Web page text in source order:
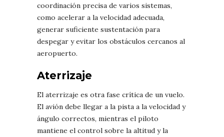
coordinación precisa de varios sistemas,
como acelerar a la velocidad adecuada,
generar suficiente sustentación para
despegar y evitar los obstáculos cercanos al
aeropuerto.
Aterrizaje
El aterrizaje es otra fase crítica de un vuelo.
El avión debe llegar a la pista a la velocidad y
ángulo correctos, mientras el piloto
mantiene el control sobre la altitud y la